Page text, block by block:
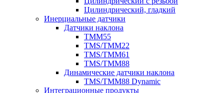
Цилиндрический, гладкий
Инерциальные датчики
Датчики наклона
TMM55
TMS/TMM22
TMS/TMM61
TMS/TMM88
Динамические датчики наклона
TMS/TMM88 Dynamic
Интеграционные продукты